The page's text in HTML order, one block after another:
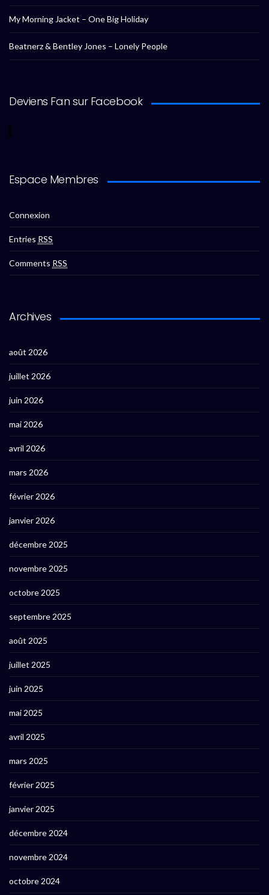
My Morning Jacket – One Big Holiday
Beatnerz & Bentley Jones – Lonely People
Deviens Fan sur Facebook
Espace Membres
Connexion
Entries RSS
Comments RSS
Archives
août 2026
juillet 2026
juin 2026
mai 2026
avril 2026
mars 2026
février 2026
janvier 2026
décembre 2025
novembre 2025
octobre 2025
septembre 2025
août 2025
juillet 2025
juin 2025
mai 2025
avril 2025
mars 2025
février 2025
janvier 2025
décembre 2024
novembre 2024
octobre 2024